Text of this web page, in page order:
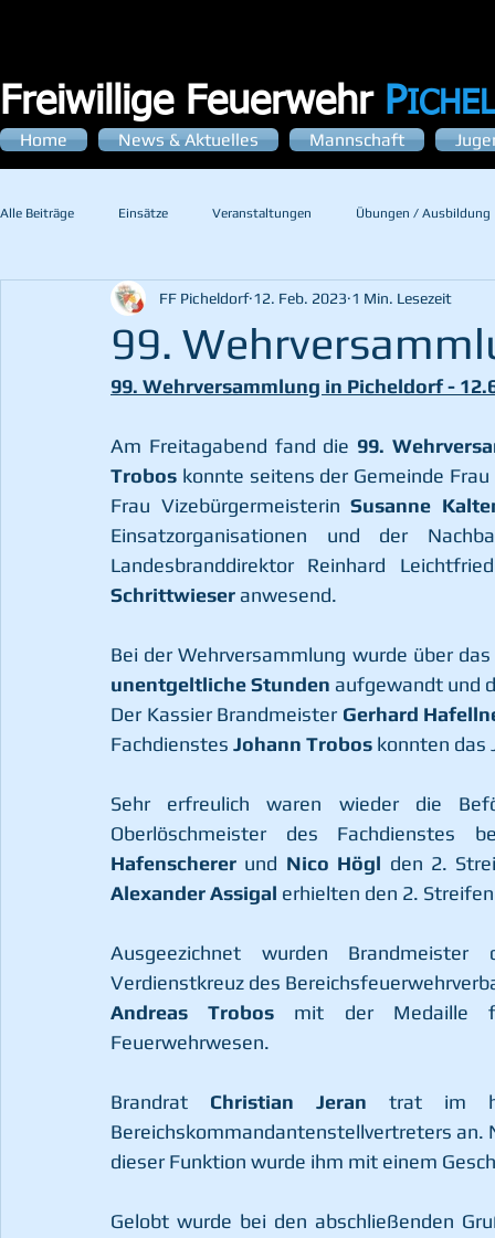
Freiwillige Feuerwehr P
Home News & Aktuelles Mannschaft
Alle Beiträge Einsätze Veranstaltungen Übungen / Ausbildung
99.
FF Picheldorf 12. Feb. 2023 1 Min. Lesezeit
99. Wehrversammlung in Picheldorf -
Am Freitagabend fand die 99.
Trobos konnte seitens der Gemeinde
Frau Vizebürgermeisterin Susanne
Einsatzorganisationen und der
Landesbranddirektor Reinhard
Schrittwieser anwesend.
Bei der Wehrversammlung wurde über
unentgeltliche Stunden aufgewandt und
Der Kassier Brandmeister Gerhard
Fachdienstes Johann Trobos konnten das
Sehr erfreulich waren wieder die
Oberlöschmeister des
Hafenscherer und Nico Högl den 2.
Alexander Assigal erhielten den 2.
Ausgeezichnet wurden
Andreas Trobos mit der Medaille
Feuerwehrwesen.
Brandrat Christian Jeran trat im
Bereichskommandantenstellvertreters an.
dieser Funktion wurde ihm mit einem
Gelobt wurde bei den abschließenden